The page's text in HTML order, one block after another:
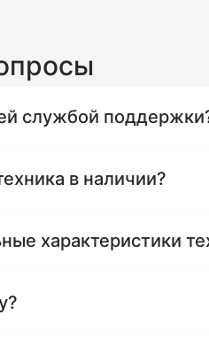
службой
в наличии?
характеристики